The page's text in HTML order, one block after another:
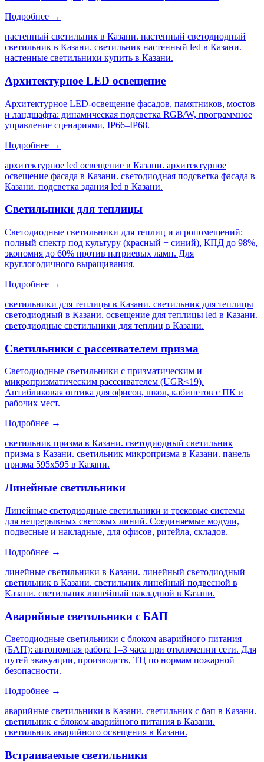
Подробнее →
настенный светильник в Казани. настенный светодиодный
светильник в Казани. светильник настенный led в Казани.
настенные светильники купить в Казани.
Архитектурное LED освещение
Архитектурное LED-освещение фасадов, памятников, мостов
и ландшафта: динамическая подсветка RGB/W, программное
управление сценариями, IP66–IP68.
Подробнее →
архитектурное led освещение в Казани. архитектурное
освещение фасада в Казани. светодиодная подсветка фасада в
Казани. подсветка здания led в Казани.
Светильники для теплицы
Светодиодные светильники для теплиц и агропомещений:
полный спектр под культуру (красный + синий), КПД до 98%,
экономия до 60% против натриевых ламп. Для
круглогодичного выращивания.
Подробнее →
светильники для теплицы в Казани. светильник для теплицы
светодиодный в Казани. освещение для теплицы led в Казани.
светодиодные светильники для теплиц в Казани.
Светильники с рассеивателем призма
Светодиодные светильники с призматическим и
микропризматическим рассеивателем (UGR<19).
Антибликовая оптика для офисов, школ, кабинетов с ПК и
рабочих мест.
Подробнее →
светильник призма в Казани. светодиодный светильник
призма в Казани. светильник микропризма в Казани. панель
призма 595х595 в Казани.
Линейные светильники
Линейные светодиодные светильники и трековые системы
для непрерывных световых линий. Соединяемые модули,
подвесные и накладные, для офисов, ритейла, складов.
Подробнее →
линейные светильники в Казани. линейный светодиодный
светильник в Казани. светильник линейный подвесной в
Казани. светильник линейный накладной в Казани.
Аварийные светильники с БАП
Светодиодные светильники с блоком аварийного питания
(БАП): автономная работа 1–3 часа при отключении сети. Для
путей эвакуации, производств, ТЦ по нормам пожарной
безопасности.
Подробнее →
аварийные светильники в Казани. светильник с бап в Казани.
светильник с блоком аварийного питания в Казани.
светильник аварийного освещения в Казани.
Встраиваемые светильники